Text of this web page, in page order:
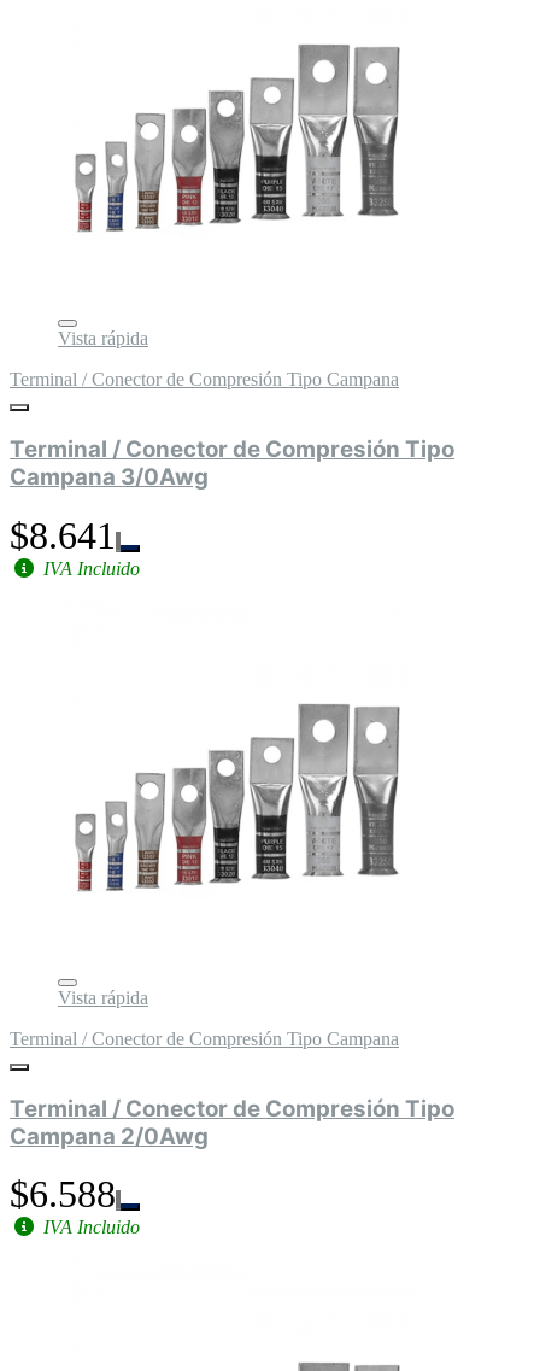
Vista rápida
Terminal / Conector de Compresión Tipo Campana
Terminal / Conector de Compresión Tipo
Campana 3/0Awg
$8.641
IVA Incluido
Vista rápida
Terminal / Conector de Compresión Tipo Campana
Terminal / Conector de Compresión Tipo
Campana 2/0Awg
$6.588
IVA Incluido